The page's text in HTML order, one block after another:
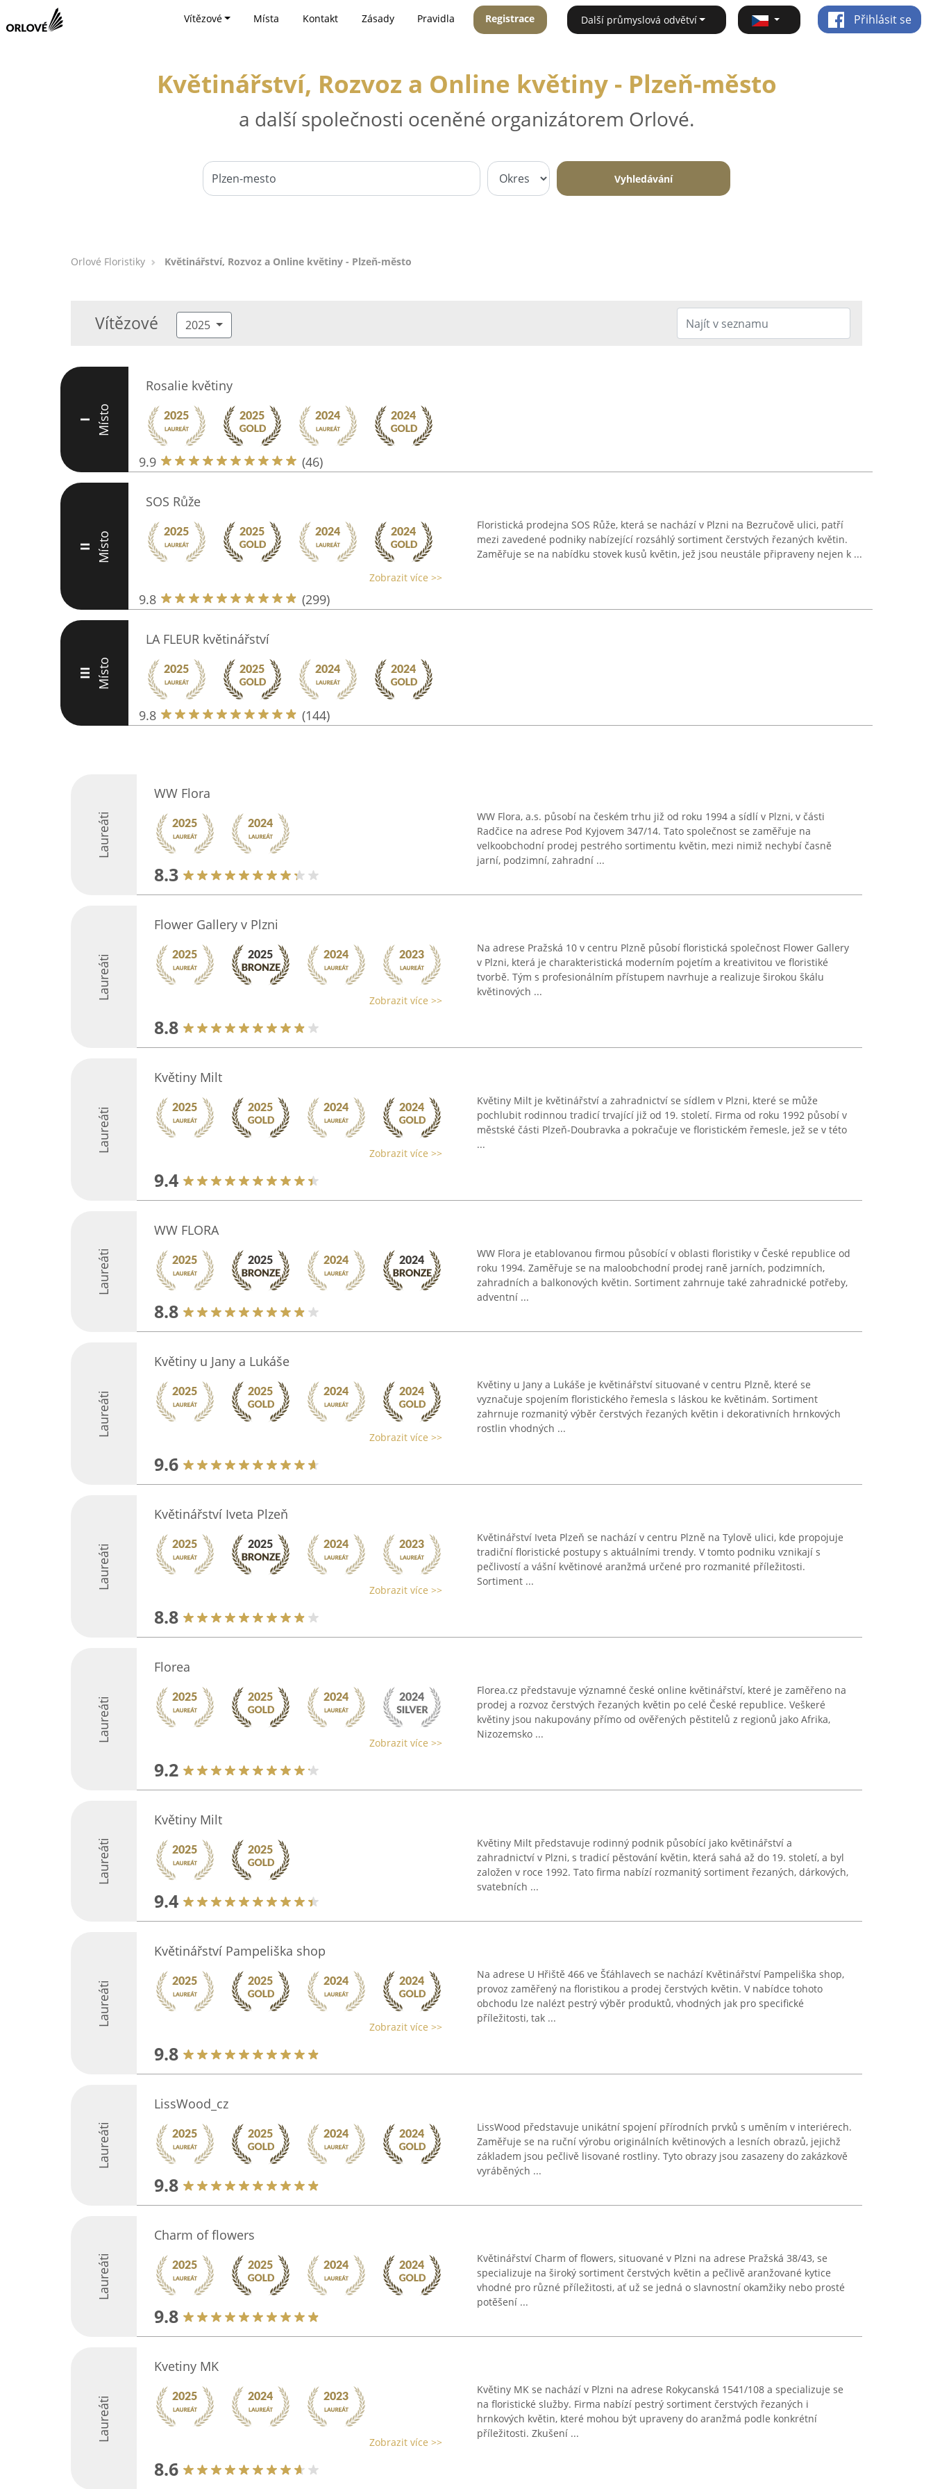
Vítězové Místa Kontakt Zásady Pravidla Registrace Další průmyslová odvětví Přihlásit se
Květinářství, Rozvoz a Online květiny - Plzeň-město
a další společnosti oceněné organizátorem Orlové.
Vyhledávání
Orlové Floristiky Květinářství, Rozvoz a Online květiny - Plzeň-město
Vítězové 2025
I Místo
Rosalie květiny
9.9 (46)
II Místo
SOS Růže
Zobrazit více >>
9.8 (299)
Floristická prodejna SOS Růže, která se nachází v Plzni na Bezručově ulici, patří
mezi zavedené podniky nabízející rozsáhlý sortiment čerstvých řezaných květin.
Zaměřuje se na nabídku stovek kusů květin, jež jsou neustále připraveny nejen k ...
III Místo
LA FLEUR květinářství
9.8 (144)
Laureáti
WW Flora
8.3
WW Flora, a.s. působí na českém trhu již od roku 1994 a sídlí v Plzni, v části
Radčice na adrese Pod Kyjovem 347/14. Tato společnost se zaměřuje na
velkoobchodní prodej pestrého sortimentu květin, mezi nimiž nechybí časně
jarní, podzimní, zahradní ...
Laureáti
Flower Gallery v Plzni
Zobrazit více >>
8.8
Na adrese Pražská 10 v centru Plzně působí floristická společnost Flower Gallery
v Plzni, která je charakteristická moderním pojetím a kreativitou ve floristiké
tvorbě. Tým s profesionálním přístupem navrhuje a realizuje širokou škálu
květinových ...
Laureáti
Květiny Milt
Zobrazit více >>
9.4
Květiny Milt je květinářství a zahradnictví se sídlem v Plzni, které se může
pochlubit rodinnou tradicí trvající již od 19. století. Firma od roku 1992 působí v
městské části Plzeň-Doubravka a pokračuje ve floristickém řemesle, jež se v této
...
Laureáti
WW FLORA
8.8
WW Flora je etablovanou firmou působící v oblasti floristiky v České republice od
roku 1994. Zaměřuje se na maloobchodní prodej raně jarních, podzimních,
zahradních a balkonových květin. Sortiment zahrnuje také zahradnické potřeby,
adventní ...
Laureáti
Květiny u Jany a Lukáše
Zobrazit více >>
9.6
Květiny u Jany a Lukáše je květinářství situované v centru Plzně, které se
vyznačuje spojením floristického řemesla s láskou ke květinám. Sortiment
zahrnuje rozmanitý výběr čerstvých řezaných květin i dekorativních hrnkových
rostlin vhodných ...
Laureáti
Květinářství Iveta Plzeň
Zobrazit více >>
8.8
Květinářství Iveta Plzeň se nachází v centru Plzně na Tylově ulici, kde propojuje
tradiční floristické postupy s aktuálními trendy. V tomto podniku vznikají s
pečlivostí a vášní květinové aranžmá určené pro rozmanité příležitosti.
Sortiment ...
Laureáti
Florea
Zobrazit více >>
9.2
Florea.cz představuje významné české online květinářství, které je zaměřeno na
prodej a rozvoz čerstvých řezaných květin po celé České republice. Veškeré
květiny jsou nakupovány přímo od ověřených pěstitelů z regionů jako Afrika,
Nizozemsko ...
Laureáti
Květiny Milt
9.4
Květiny Milt představuje rodinný podnik působící jako květinářství a
zahradnictví v Plzni, s tradicí pěstování květin, která sahá až do 19. století, a byl
založen v roce 1992. Tato firma nabízí rozmanitý sortiment řezaných, dárkových,
svatebních ...
Laureáti
Květinářství Pampeliška shop
Zobrazit více >>
9.8
Na adrese U Hřiště 466 ve Šťáhlavech se nachází Květinářství Pampeliška shop,
provoz zaměřený na floristikou a prodej čerstvých květin. V nabídce tohoto
obchodu lze nalézt pestrý výběr produktů, vhodných jak pro specifické
příležitosti, tak ...
Laureáti
LissWood_cz
9.8
LissWood představuje unikátní spojení přírodních prvků s uměním v interiérech.
Zaměřuje se na ruční výrobu originálních květinových a lesních obrazů, jejichž
základem jsou pečlivě lisované rostliny. Tyto obrazy jsou zasazeny do zakázkově
vyráběných ...
Laureáti
Charm of flowers
9.8
Květinářství Charm of flowers, situované v Plzni na adrese Pražská 38/43, se
specializuje na široký sortiment čerstvých květin a pečlivě aranžované kytice
vhodné pro různé příležitosti, ať už se jedná o slavnostní okamžiky nebo prosté
potěšení ...
Laureáti
Kvetiny MK
Zobrazit více >>
8.6
Květiny MK se nachází v Plzni na adrese Rokycanská 1541/108 a specializuje se
na floristické služby. Firma nabízí pestrý sortiment čerstvých řezaných i
hrnkových květin, které mohou být upraveny do aranžmá podle konkrétní
příležitosti. Zkušení ...